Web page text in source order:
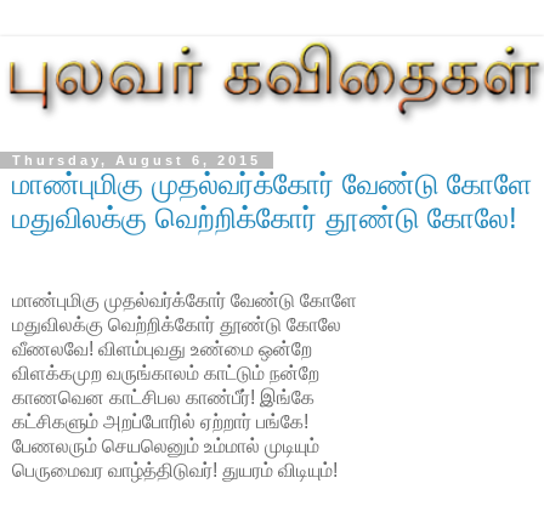
Thursday, August 6, 2015
மாண்புமிகு முதல்வர்க்கோர் வேண்டு கோளே
மதுவிலக்கு வெற்றிக்கோர் தூண்டு கோலே!
மாண்புமிகு முதல்வர்க்கோர் வேண்டு கோளே
மதுவிலக்கு வெற்றிக்கோர் தூண்டு கோலே
வீணலவே! விளம்புவது உண்மை ஒன்றே
விளக்கமுற வருங்காலம் காட்டும் நன்றே
காணவென காட்சிபல காண்பீர்! இங்கே
கட்சிகளும் அறப்போரில் ஏற்றார் பங்கே!
பேணலரும் செயலெனும் உம்மால் முடியும்
பெருமைவர வாழ்த்திடுவர்! துயரம் விடியும்!